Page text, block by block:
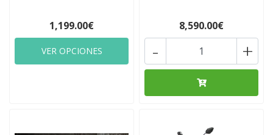
1,199.00€
VER OPCIONES
8,590.00€
+
-